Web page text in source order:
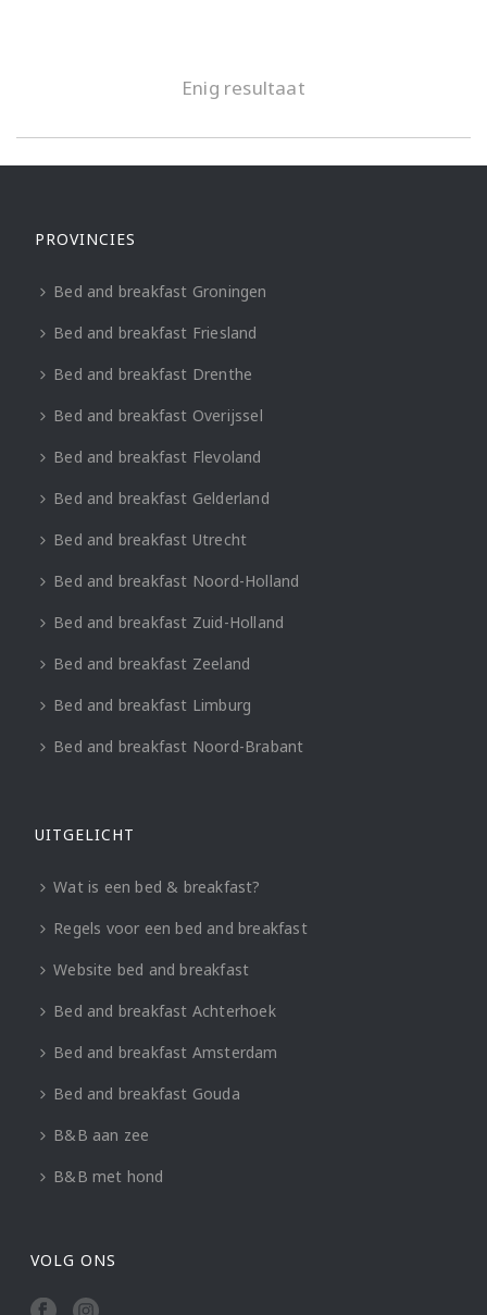
Enig resultaat
PROVINCIES
Bed and breakfast Groningen
Bed and breakfast Friesland
Bed and breakfast Drenthe
Bed and breakfast Overijssel
Bed and breakfast Flevoland
Bed and breakfast Gelderland
Bed and breakfast Utrecht
Bed and breakfast Noord-Holland
Bed and breakfast Zuid-Holland
Bed and breakfast Zeeland
Bed and breakfast Limburg
Bed and breakfast Noord-Brabant
UITGELICHT
Wat is een bed & breakfast?
Regels voor een bed and breakfast
Website bed and breakfast
Bed and breakfast Achterhoek
Bed and breakfast Amsterdam
Bed and breakfast Gouda
B&B aan zee
B&B met hond
VOLG ONS